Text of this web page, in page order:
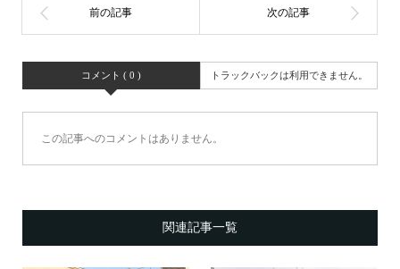
コメント ( 0 ) トラックバックは利用できません。
この記事へのコメントはありません。
関連記事一覧